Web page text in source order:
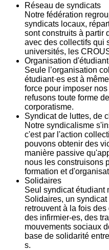
Réseau de syndicats
Notre fédération
syndicats locaux,
sont construits à partir
avec des collectifs qui
universités, les
Organisation
Seule l’organisation
étudiant·es est à
force pour imposer
refusons toute forme
corporatisme.
Syndicat de luttes, de
Notre syndicalisme
c'est par l'action
pouvons obtenir des
manière passive
nous les construisons
formation et
Solidaires
Seul syndicat étudiant
Solidaires, un
retrouvent à la fois
des infirmier-es, des
mouvements sociaux
base de solidarité
s.